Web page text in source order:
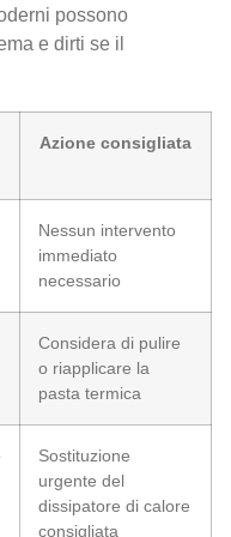
possono
e dirti se il
Azione consigliata
Nessun intervento
immediato
necessario
Considera di pulire
o riapplicare la
pasta termica
Sostituzione
urgente del
dissipatore di calore
consigliata